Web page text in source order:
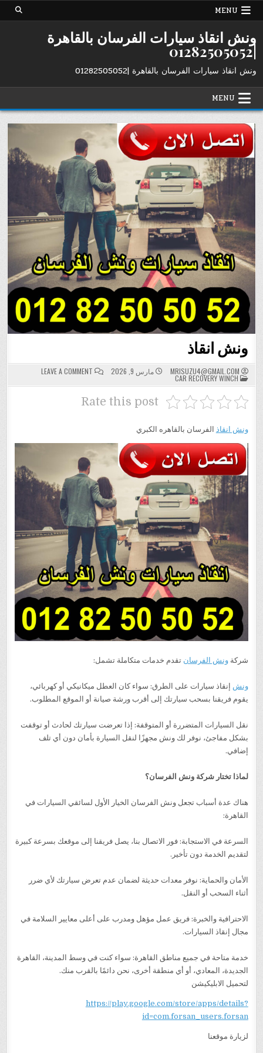
Skip
MENU
ونش انقاذ سيارات الفرسان بالقاهرة
|01282505052
ونش انقاذ سيارات الفرسان بالقاهرة |01282505052
MENU
ونش انقاذ
MRISUZU4@GMAIL.COM مارس 9, 2026 LEAVE A COMMENT
ON
ونش
انقاذ
POSTED
IN
CAR RECOVERY WINCH
Rate this post
ونش انقاذ الفرسان بالقاهره الكبري
شركةونش الفرسان تقدم خدمات متكاملة تشمل:
ونش إنقاذ سيارات على الطرق: سواء كان العطل ميكانيكي أو كهربائي،
يقوم فريقنا بسحب سيارتك إلى أقرب ورشة صيانة أو الموقع المطلوب.
نقل السيارات المتضررة أو المتوقفة: إذا تعرضت سيارتك لحادث أو توقفت
بشكل مفاجئ، نوفر لك ونش مجهزًا لنقل السيارة بأمان دون أي تلف
إضافي.
لماذا تختار شركة ونش الفرسان؟
هناك عدة أسباب تجعل ونش الفرسان الخيار الأول لسائقي السيارات في
القاهرة:
السرعة في الاستجابة: فور الاتصال بنا، يصل فريقنا إلى موقعك بسرعة كبيرة
لتقديم الخدمة دون تأخير.
الأمان والحماية: نوفر معدات حديثة لضمان عدم تعرض سيارتك لأي ضرر
أثناء السحب أو النقل.
الاحترافية والخبرة: فريق عمل مؤهل ومدرب على أعلى معايير السلامة في
مجال إنقاذ السيارات.
خدمة متاحة في جميع مناطق القاهرة: سواء كنت في وسط المدينة، القاهرة
الجديدة، المعادي، أو أي منطقة أخرى، نحن دائمًا بالقرب منك.
لتحميل الابليكيشن
https://play.google.com/store/apps/details?
id=com.forsan_users.forsan
لزيارة موقعنا